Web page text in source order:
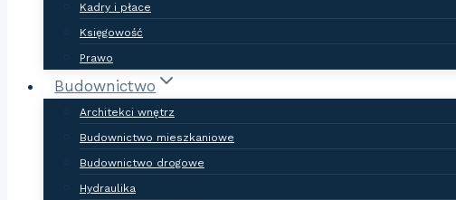
Kadry i płace
Księgowość
Prawo
Budownictwo
Architekci wnętrz
Budownictwo mieszkaniowe
Budownictwo drogowe
Hydraulika